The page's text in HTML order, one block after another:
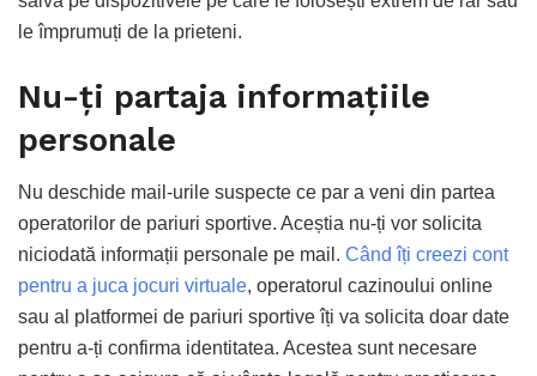
le împrumuți de la prieteni.
Nu-ți partaja informațiile
personale
Nu deschide mail-urile suspecte ce par a veni din partea
operatorilor de pariuri sportive. Aceștia nu-ți vor solicita
niciodată informații personale pe mail. Când îți creezi cont
pentru a juca jocuri virtuale, operatorul cazinoului online
sau al platformei de pariuri sportive îți va solicita doar date
pentru a-ți confirma identitatea. Acestea sunt necesare